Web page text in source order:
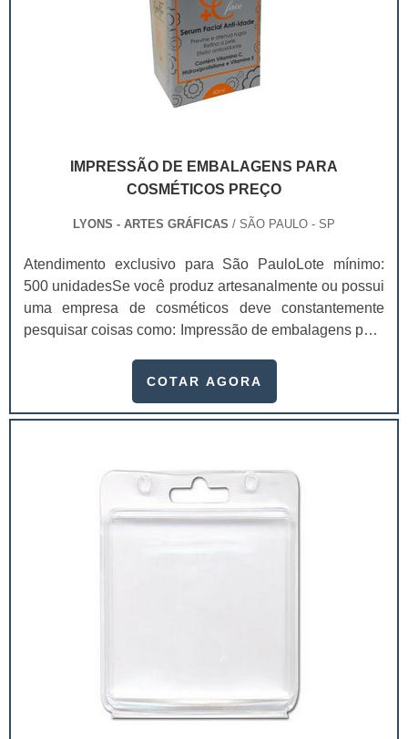
IMPRESSÃO DE EMBALAGENS PARA
COSMÉTICOS PREÇO
LYONS - ARTES GRÁFICAS / SÃO PAULO - SP
Atendimento exclusivo para São PauloLote mínimo:
500 unidadesSe você produz artesanalmente ou possui
uma empresa de cosméticos deve constantemente
pesquisar coisas como: Impressão de embalagens para
um investimento necessário para quem está no
extremamente competitivo, assim, as embalagens
COTAR AGORA